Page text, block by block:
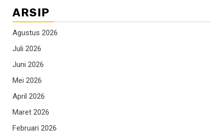
ARSIP
Agustus 2026
Juli 2026
Juni 2026
Mei 2026
April 2026
Maret 2026
Februari 2026